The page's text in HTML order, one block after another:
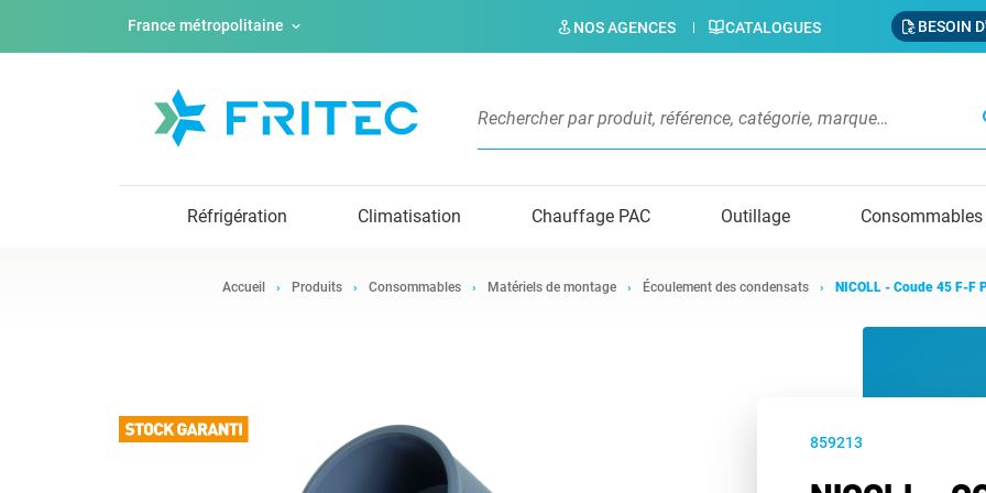
France métropolitaine NOS AGENCES CATALOGUES BESOIN
Réfrigération Climatisation Chauffage PAC Outillage Consommables
Accueil Produits Consommables Matériels de montage Écoulement des condensats NICOLL - Coude 45 F-F
859213